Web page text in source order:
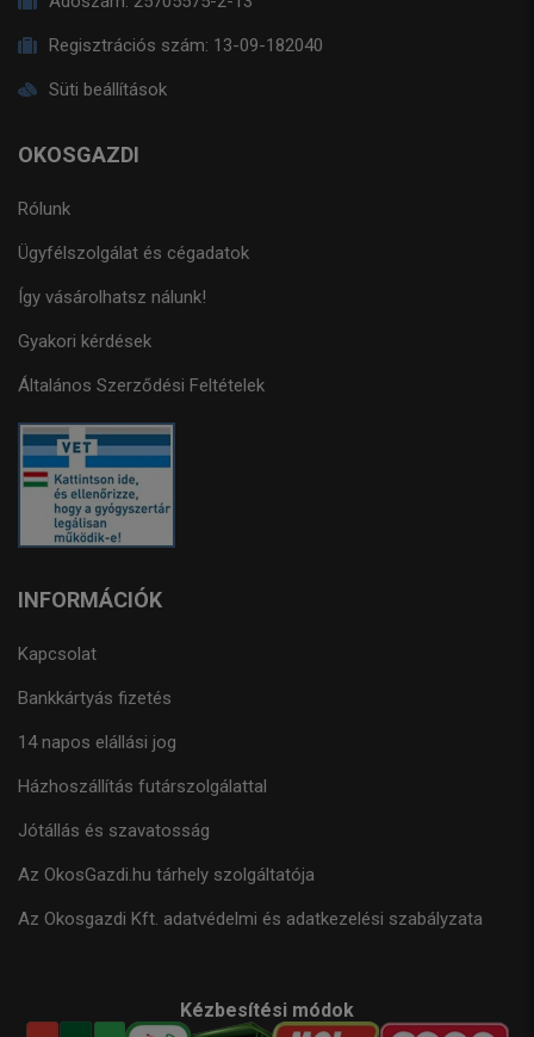
Regisztrációs szám: 13-09-182040
Süti beállítások
OKOSGAZDI
Rólunk
Ügyfélszolgálat és cégadatok
Így vásárolhatsz nálunk!
Gyakori kérdések
Általános Szerződési Feltételek
INFORMÁCIÓK
Kapcsolat
Bankkártyás fizetés
14 napos elállási jog
Házhoszállítás futárszolgálattal
Jótállás és szavatosság
Az OkosGazdi.hu tárhely szolgáltatója
Az Okosgazdi Kft. adatvédelmi és adatkezelési szabályzata
Kézbesítési módok